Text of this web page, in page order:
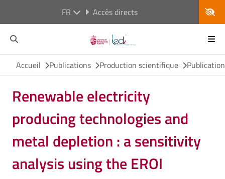
FR Accès directs
Accueil Publications Production scientifique
Renewable electricity
producing technologies and
metal depletion : a sensitivity
analysis using the EROI